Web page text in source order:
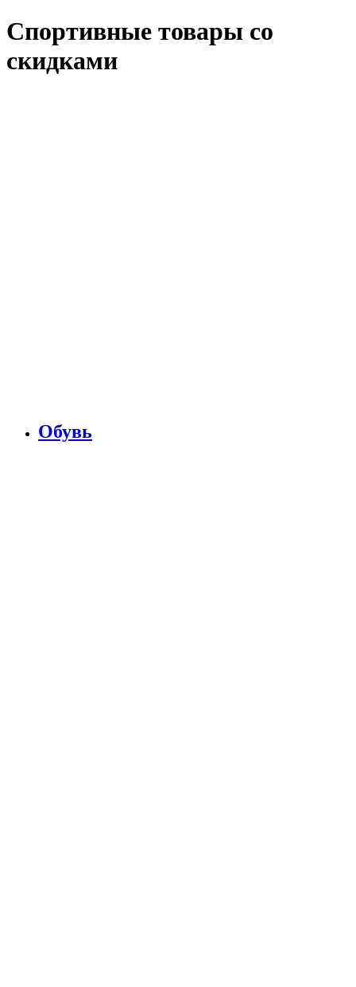
Спортивные товары со
скидками
Обувь